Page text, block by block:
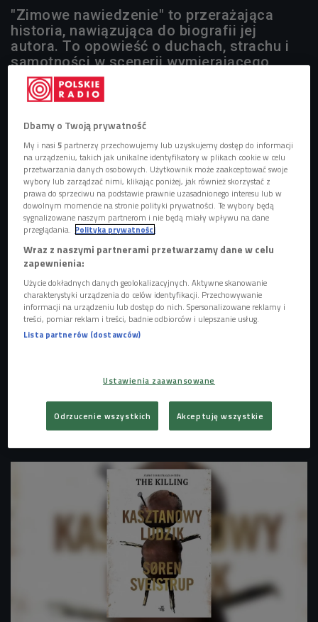
"Zimowe nawiedzenie" to przerażająca
historia, nawiązująca do biografii jej
autora. To opowieść o duchach, strachu i
samotności w scenerii wymierającego
miasteczka Elm Haven. Jego
pierwowzorem była miejscowość, w której
AUDIO 1 plik
 09'51 
O książce "Zimowe nawiedzenie" opowiada Kinga
Michalska (Stacja Kultura/Czwórka)
Okł. książki "Zimowe nawiedzenie" Foto: mat. pras.
Dbamy o Twoją prywatność
My i nasi5 partnerzy przechowujemy lub uzyskujemy dostęp do informacji
na urządzeniu, takich jak unikalne identyfikatory w plikach cookie w celu
przetwarzania danych osobowych. Użytkownik może zaakceptować swoje
wybory lub zarządzać nimi, klikając poniżej, jak również skorzystać z
prawa do sprzeciwu na podstawie prawnie uzasadnionego interesu lub w
dowolnym momencie na stronie polityki prywatności. Te wybory będą
sygnalizowane naszym partnerom i nie będą miały wpływu na dane
przeglądania. Polityka prywatności
Wraz z naszymi partnerami przetwarzamy dane w celu
zapewnienia:
Użycie dokładnych danych geolokalizacyjnych. Aktywne skanowanie
charakterystyki urządzenia do celów identyfikacji. Przechowywanie
informacji na urządzeniu lub dostęp do nich. Spersonalizowane reklamy i
treści, pomiar reklam i treści, badnie odbiorców i ulepszanie usług.
Lista partnerów (dostawców)
Ustawienia zaawansowane
Odrzucenie wszystkich Akceptuję wszystkie